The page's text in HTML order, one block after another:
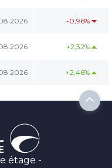
-0,96%
+2,32%
+2,46%
étage -